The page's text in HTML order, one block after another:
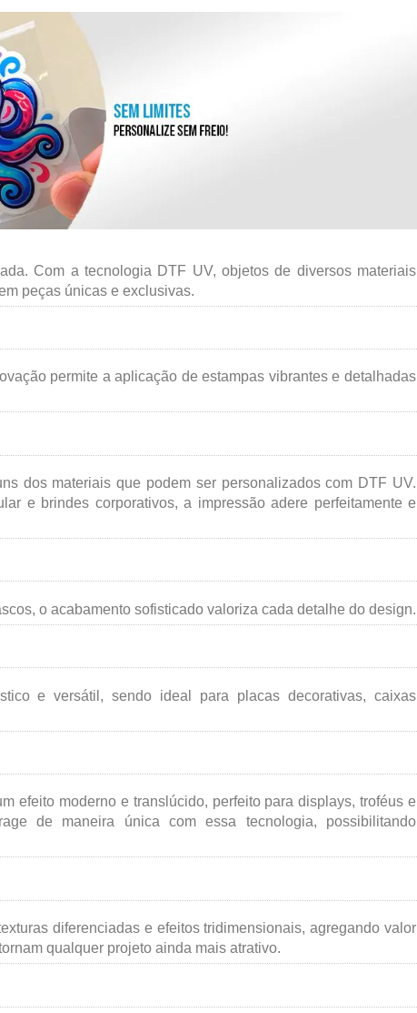
Com a tecnologia DTF UV, objetos de diversos materiais
peças únicas e exclusivas.
permite a aplicação de estampas vibrantes e detalhadas
dos materiais que podem ser personalizados com DTF UV.
e brindes corporativos, a impressão adere perfeitamente e
o acabamento sofisticado valoriza cada detalhe do design.
e versátil, sendo ideal para placas decorativas, caixas
efeito moderno e translúcido, perfeito para displays, troféus e
de maneira única com essa tecnologia, possibilitando
diferenciadas e efeitos tridimensionais, agregando valor
qualquer projeto ainda mais atrativo.